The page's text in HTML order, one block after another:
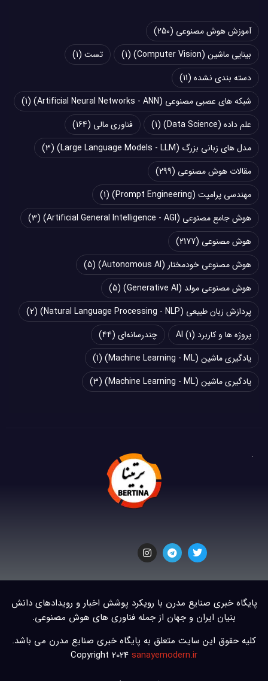
آموزش هوش مصنوعی (250)
بینایی ماشین (Computer Vision)
(1) تست (1)
دسته بندی نشده (11)
شبکه های عصبی مصنوعی (Artificial Neural Networks - ANN)
(1)
علم داده (Data Science)
(1) فناوری مالی (164)
مدل های زبانی بزرگ (Large Language Models - LLM)
(3)
مقالات هوش مصنوعی (299)
مهندسی پرامپت (Prompt Engineering)
(1)
هوش جامع مصنوعی (Artificial General Intelligence - AGI)
(3)
هوش مصنوعی (2177)
هوش مصنوعی خودمختار (Autonomous AI)
(5)
هوش مصنوعی مولد (Generative AI)
(5)
پردازش زبان طبیعی (Natural Language Processing - NLP)
(2)
پروژه ها و کاربرد AI (1) چند‌‌رسانه‌ای (44)
یادگیری ماشین (Machine Learning - ML)
(1)
یادگیری ماشین (Machine Learning - ML)
(3)
پایگاه خبری صنایع مدرن با رویکرد پوشش اخبار و رویدادهای دانش
بنیان ایران و جهان از جمله فناوری های هوش مصنوعی.
کلیه حقوق این سایت متعلق به پایگاه خبری صنایع مدرن می باشد.
Copyright 2024 sanayemodern.ir